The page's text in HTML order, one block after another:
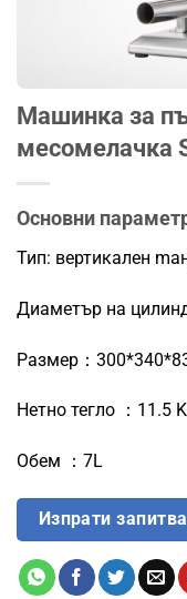
Машинка за
месомелачка
Основни
Тип: вертикален m
Диаметър на
Размер：
Нетно тегло ：11.5
Обем ：7L
Изпрати